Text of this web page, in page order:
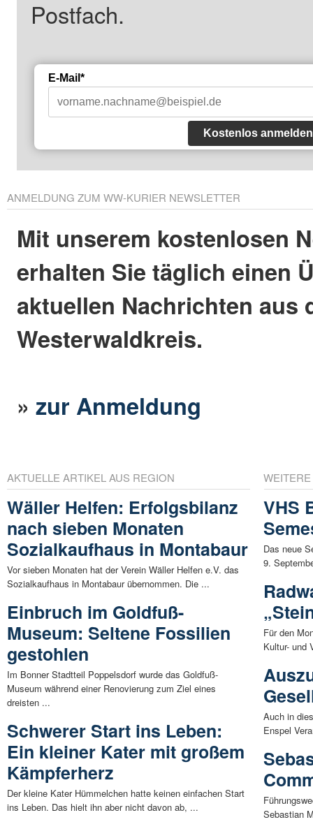
Postfach.
E-Mail*
Kostenlos anmelden
ANMELDUNG ZUM WW-KURIER NEWSLETTER
Mit unserem kostenlosen
erhalten Sie täglich einen
aktuellen Nachrichten aus
Westerwaldkreis.
»zur Anmeldung
AKTUELLE ARTIKEL AUS REGION
Wäller Helfen: Erfolgsbilanz
nach sieben Monaten
Sozialkaufhaus in Montabaur
Vor sieben Monaten hat der Verein Wäller Helfen e.V. das
Sozialkaufhaus in Montabaur übernommen. Die ...
Einbruch im Goldfuß-
Museum: Seltene Fossilien
gestohlen
Im Bonner Stadtteil Poppelsdorf wurde das Goldfuß-
Museum während einer Renovierung zum Ziel eines
dreisten ...
Schwerer Start ins Leben:
Ein kleiner Kater mit großem
Kämpferherz
Der kleine Kater Hümmelchen hatte keinen einfachen Start
ins Leben. Das hielt ihn aber nicht davon ab, ...
VHS
Das neue
9.
Für den
Kultur- und
Auch in
Enspel
Sebastian